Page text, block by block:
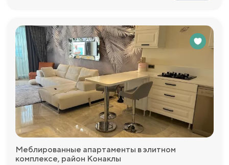
Меблированные апартаменты в элитном
комплексе, район Конаклы